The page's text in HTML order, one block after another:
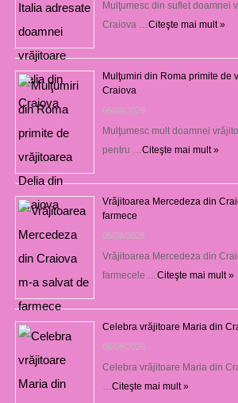
Mulţumesc din suflet doamnei
Craiova … Citeşte mai mult »
Mulţumiri din Roma primite de
Craiova
06/08/2026
Mulţumesc mult doamnei
pentru … Citeşte mai mult »
Vrăjitoarea Mercedeza din
farmece
06/08/2026
Vrăjitoarea Mercedeza din
farmecele … Citeşte mai mult »
Celebra vrăjitoare Maria din
06/08/2026
Celebra vrăjitoare Maria din
Citeşte mai mult »